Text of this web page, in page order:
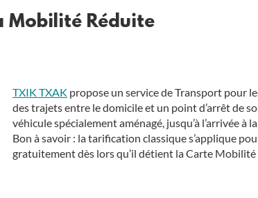
Mobilité Réduite
TXIK TXAK propose un service de Transport pour
des trajets entre le domicile et un point d’arrêt de
véhicule spécialement aménagé, jusqu’à l’arrivée à
Bon à savoir : la tarification classique s’applique
gratuitement dès lors qu’il détient la Carte